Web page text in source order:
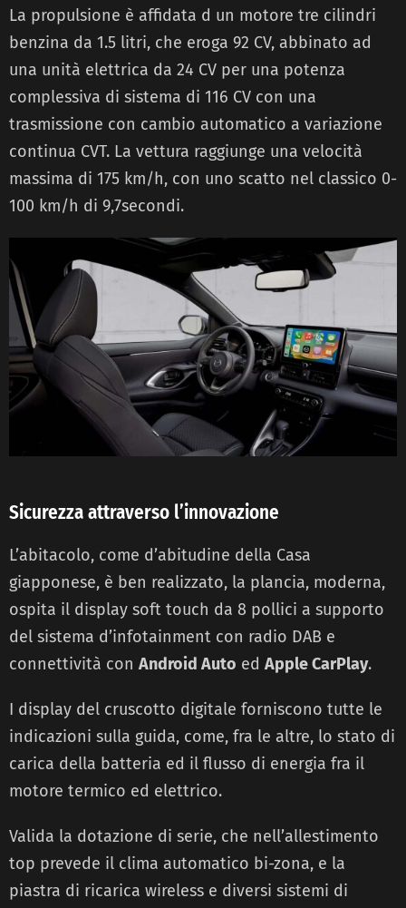
La propulsione è affidata d un motore tre cilindri
benzina da 1.5 litri, che eroga 92 CV, abbinato ad
una unità elettrica da 24 CV per una potenza
complessiva di sistema di 116 CV con una
trasmissione con cambio automatico a variazione
continua CVT. La vettura raggiunge una velocità
massima di 175 km/h, con uno scatto nel classico 0-
100 km/h di 9,7secondi.
Sicurezza attraverso l’innovazione
L’abitacolo, come d’abitudine della Casa
giapponese, è ben realizzato, la plancia, moderna,
ospita il display soft touch da 8 pollici a supporto
del sistema d’infotainment con radio DAB e
connettività con Android Auto ed Apple CarPlay.
I display del cruscotto digitale forniscono tutte le
indicazioni sulla guida, come, fra le altre, lo stato di
carica della batteria ed il flusso di energia fra il
motore termico ed elettrico.
Valida la dotazione di serie, che nell’allestimento
top prevede il clima automatico bi-zona, e la
piastra di ricarica wireless e diversi sistemi di